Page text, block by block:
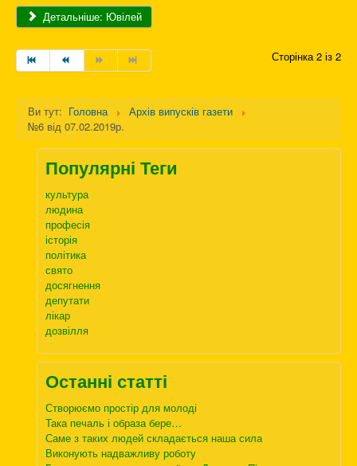
Детальніше: Ювілей
Сторінка 2 із 2
Ви тут: Головна
Архів випусків газети
№6 від 07.02.2019р.
Популярні Теги
культура
людина
професія
історія
політика
свято
досягнення
депутати
лікар
дозвілля
Останні статті
Створюємо простір для молоді
Така печаль і образа бере…
Саме з таких людей складається наша сила
Виконують надважливу роботу